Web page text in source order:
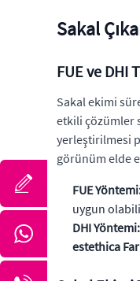
Sakal
FUE ve DHI
Sakal ekimi
etkili çözümler
yerleştirilmesi
görünüm elde
FUE
uygun
DHI Yöntemi:
estethica